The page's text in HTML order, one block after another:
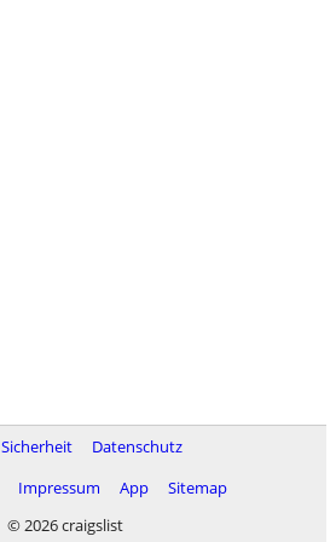
Sicherheit
Datenschutz
Impressum App
Sitemap
© 2026 craigslist